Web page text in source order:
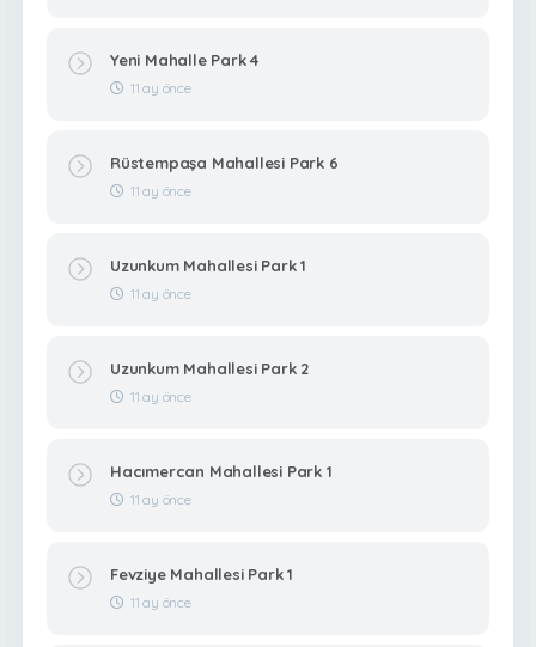
Yeni Mahalle Park 4
11 ay önce
Rüstempaşa Mahallesi Park 6
11 ay önce
Uzunkum Mahallesi Park 1
11 ay önce
Uzunkum Mahallesi Park 2
11 ay önce
Hacımercan Mahallesi Park 1
11 ay önce
Fevziye Mahallesi Park 1
11 ay önce